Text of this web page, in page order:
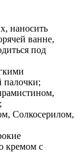
наносить
ванне,
под
Солкосерилом,
кремом с